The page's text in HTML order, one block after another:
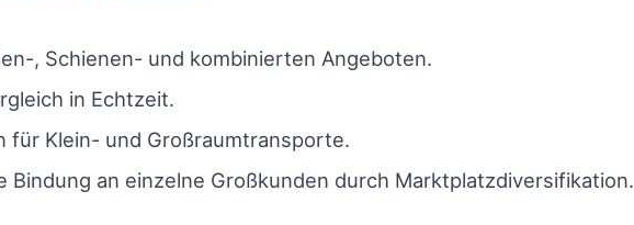
, Schienen- und kombinierten Angeboten.
in Echtzeit.
für Klein- und Großraumtransporte.
Bindung an einzelne Großkunden durch Marktplatzdiversifikation.